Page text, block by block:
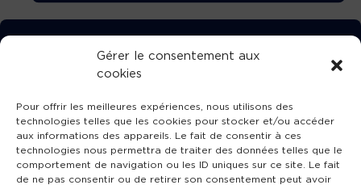
Gérer le consentement aux
cookies
Pour offrir les meilleures expériences, nous utilisons des
technologies telles que les cookies pour stocker et/ou accéder
aux informations des appareils. Le fait de consentir à ces
technologies nous permettra de traiter des données telles que le
comportement de navigation ou les ID uniques sur ce site. Le fait
de ne pas consentir ou de retirer son consentement peut avoir
TÉLÉCHARGEZ GRATUITEMENT
L’APPLICATION TVBA !
SUIVEZ-NOUS !